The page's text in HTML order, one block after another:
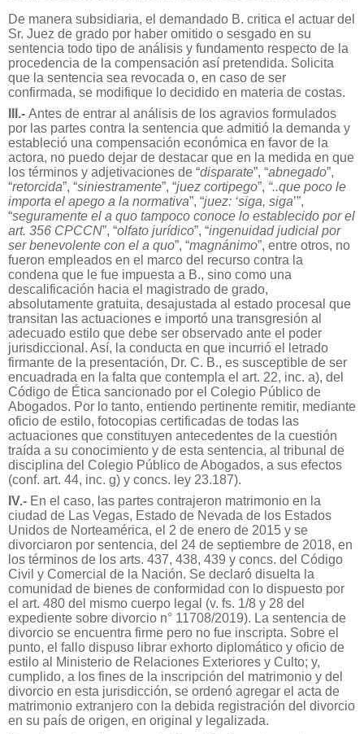
De manera subsidiaria, el demandado B. critica el actuar del
Sr. Juez de grado por haber omitido o sesgado en su
sentencia todo tipo de análisis y fundamento respecto de la
procedencia de la compensación así pretendida. Solicita
que la sentencia sea revocada o, en caso de ser
confirmada, se modifique lo decidido en materia de costas.
III.- Antes de entrar al análisis de los agravios formulados
por las partes contra la sentencia que admitió la demanda y
estableció una compensación económica en favor de la
actora, no puedo dejar de destacar que en la medida en que
los términos y adjetivaciones de “disparate”, “abnegado”,
“retorcida”, “siniestramente”, “juez cortipego”, “..que poco le
importa el apego a la normativa”, “juez: ‘siga, siga’”,
“seguramente el a quo tampoco conoce lo establecido por el
art. 356 CPCCN”, “olfato jurídico”, “ingenuidad judicial por
ser benevolente con el a quo”, “magnánimo”, entre otros, no
fueron empleados en el marco del recurso contra la
condena que le fue impuesta a B., sino como una
descalificación hacia el magistrado de grado,
absolutamente gratuita, desajustada al estado procesal que
transitan las actuaciones e importó una transgresión al
adecuado estilo que debe ser observado ante el poder
jurisdiccional. Así, la conducta en que incurrió el letrado
firmante de la presentación, Dr. C. B., es susceptible de ser
encuadrada en la falta que contempla el art. 22, inc. a), del
Código de Ética sancionado por el Colegio Público de
Abogados. Por lo tanto, entiendo pertinente remitir, mediante
oficio de estilo, fotocopias certificadas de todas las
actuaciones que constituyen antecedentes de la cuestión
traída a su conocimiento y de esta sentencia, al tribunal de
disciplina del Colegio Público de Abogados, a sus efectos
(conf. art. 44, inc. g) y concs. ley 23.187).
IV.- En el caso, las partes contrajeron matrimonio en la
ciudad de Las Vegas, Estado de Nevada de los Estados
Unidos de Norteamérica, el 2 de enero de 2015 y se
divorciaron por sentencia, del 24 de septiembre de 2018, en
los términos de los arts. 437, 438, 439 y concs. del Código
Civil y Comercial de la Nación. Se declaró disuelta la
comunidad de bienes de conformidad con lo dispuesto por
el art. 480 del mismo cuerpo legal (v. fs. 1/8 y 28 del
expediente sobre divorcio n° 11708/2019). La sentencia de
divorcio se encuentra firme pero no fue inscripta. Sobre el
punto, el fallo dispuso librar exhorto diplomático y oficio de
estilo al Ministerio de Relaciones Exteriores y Culto; y,
cumplido, a los fines de la inscripción del matrimonio y del
divorcio en esta jurisdicción, se ordenó agregar el acta de
matrimonio extranjero con la debida registración del divorcio
en su país de origen, en original y legalizada.